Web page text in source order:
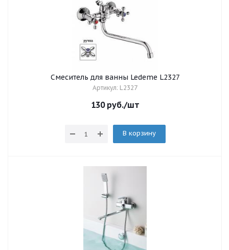
Смеситель для ванны Ledeme L2327
Артикул: L2327
130руб./шт
В корзину